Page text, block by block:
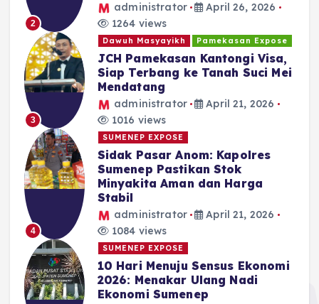
2
administrator
April 26, 2026
1264 views
3
Dawuh Masyayikh Pamekasan Expose
JCH Pamekasan Kantongi Visa,
Siap Terbang ke Tanah Suci Mei
Mendatang
administrator
April 21, 2026
1016 views
4
SUMENEP EXPOSE
Sidak Pasar Anom: Kapolres
Sumenep Pastikan Stok
Minyakita Aman dan Harga
Stabil
administrator
April 21, 2026
1084 views
SUMENEP EXPOSE
10 Hari Menuju Sensus Ekonomi
2026: Menakar Ulang Nadi
Ekonomi Sumenep